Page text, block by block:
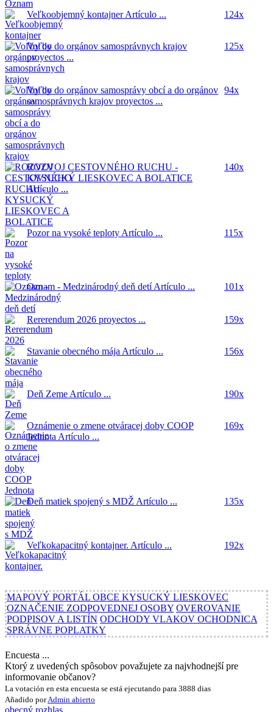
Veľkoobjemný kontajnerArtículo ... 124x
Voľby do orgánov samosprávnych krajov
proyectos ...
125x
Voľby do orgánov samosprávy obcí a do orgánov
samosprávnych krajov proyectos ...
94x
ROZVOJ CESTOVNÉHO RUCHU -
KYSUCKÝ LIESKOVEC A BOLATICE
Artículo ...
140x
Pozor na vysoké teploty Artículo ... 115x
Oznam - Medzinárodný deň detíArtículo ... 101x
Rererendum 2026 proyectos ... 159x
Stavanie obecného mája Artículo ... 156x
Deň Zeme Artículo ... 190x
Oznámenie o zmene otváracej doby COOP
Jednota Artículo ...
169x
Deň matiek spojený s MDŽ Artículo ... 135x
Veľkokapacitný kontajner. Artículo ... 192x
MAPOVÝ PORTÁL OBCE KYSUCKÝ LIESKOVEC
OZNAČENIE ZODPOVEDNEJ OSOBY OVEROVANIE
PODPISOV A LISTÍN ODCHODY VLAKOV OCHODNICA
SPRÁVNE POPLATKY
Encuesta ...
Ktorý z uvedených spôsobov považujete za najvhodnejší pre
informovanie občanov?
La votación en esta encuesta se está ejecutando para 3888 dias
Añadido porAdmin abierto